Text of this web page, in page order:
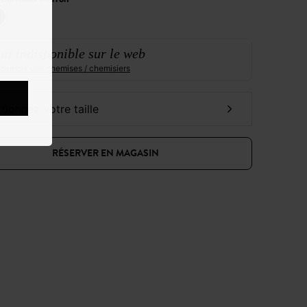
indisponible sur le web
des chemises / chemisiers
votre taille
RÉSERVER EN MAGASIN